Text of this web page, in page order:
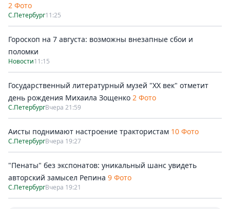
2 Фото
С.Петербург11:25
Гороскоп на 7 августа: возможны внезапные сбои и
поломки
Новости11:15
Государственный литературный музей "ХХ век" отметит
день рождения Михаила Зощенко 2 Фото
С.ПетербургВчера 21:59
Аисты поднимают настроение трактористам 10 Фото
С.ПетербургВчера 19:27
"Пенаты" без экспонатов: уникальный шанс увидеть
авторский замысел Репина 9 Фото
С.ПетербургВчера 19:21